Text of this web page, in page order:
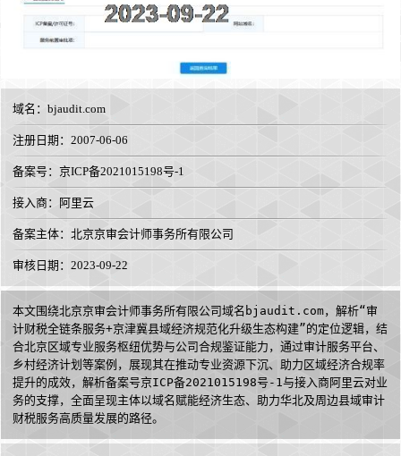
域名： bjaudit.com
注册日期：2007-06-06
备案号：京ICP备2021015198号-1
接入商： 阿里云
备案主体：北京京审会计师事务所有限公司
审核日期：2023-09-22
本文围绕北京京审会计师事务所有限公司域名bjaudit.com，解析“审
计财税全链条服务+京津冀县域经济规范化升级生态构建”的定位逻辑，结
合北京区域专业服务枢纽优势与公司合规鉴证能力，通过审计服务平台、
乡村经济计划等案例，展现其在推动专业资源下沉、助力区域经济合规率
提升的成效，解析备案号京ICP备2021015198号-1与接入商阿里云对业
务的支撑，全面呈现主体以域名赋能经济生态、助力华北及周边县域审计
财税服务高质量发展的路径。